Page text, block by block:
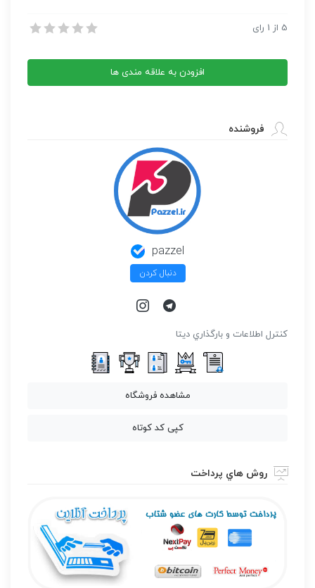
مجله تکه دوزی تیلدا لحاف 32
5 از 1 رای
افزودن به علاقه مندی ها
فروشنده
pazzel
دنبال کردن
كنترل اطلاعات و بارگذاري ديتا
مشاهده فروشگاه
کپی کد کوتاه
روش هاي پرداخت